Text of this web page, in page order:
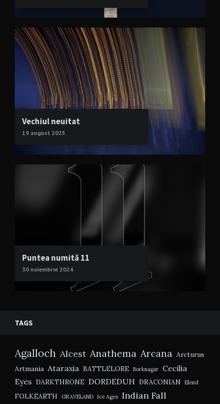
Vechiul neuitat
19 august 2025
Puntea numită 11
30 noiembrie 2024
TAGS
Agalloch Alcest Anathema Arcana Arcturus
Artmania Ataraxia BATTLELORE Borknagar
Cecilia
Eyes DARKTHRONE DORDEDUH DRACONIAN Elend
FOLKEARTH GRAVELAND Ice Ages Indian Fall